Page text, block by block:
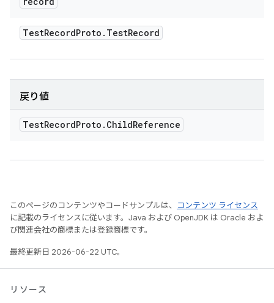
TestRecordProto . TestRecord
戻り値
TestRecordProto . ChildReference
このページのコンテンツやコードサンプルは、
コンテンツ ライセンス
に記載のライセンスに従います。Java および OpenJDK は Oracle およ
び関連会社の商標または登録商標です。
最終更新日 2026-06-22 UTC。
リソース